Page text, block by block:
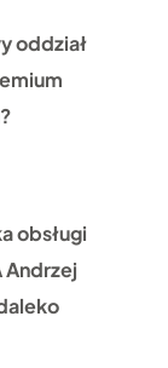
oddział
obsługi
Andrzej